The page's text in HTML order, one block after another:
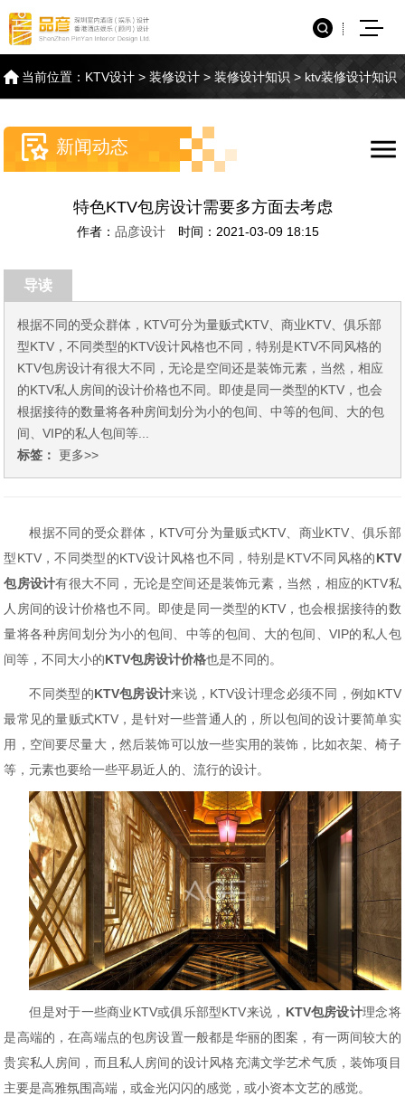
当前位置： KTV设计 >装修设计 >装修设计知识 >ktv装修设计知识
新闻动态
特色KTV包房设计需要多方面去考虑
作者： 品彦设计 时间：2021-03-09 18:15
导读
根据不同的受众群体，KTV可分为量贩式KTV、商业KTV、俱乐部
型KTV，不同类型的KTV设计风格也不同，特别是KTV不同风格的
KTV包房设计有很大不同，无论是空间还是装饰元素，当然，相应
的KTV私人房间的设计价格也不同。即使是同一类型的KTV，也会
根据接待的数量将各种房间划分为小的包间、中等的包间、大的包
间、VIP的私人包间等...
标签： 更多>>
根据不同的受众群体， KTV可分为量贩式KTV、商业KTV、俱乐部
型KTV，不同类型的KTV设计风格也不同，特别是KTV不同风格的KTV
包房设计有很大不同，无论是空间还是装饰元素，当然，相应的KTV私
人房间的设计价格也不同。即使是同一类型的KTV，也会根据接待的数
量将各种房间划分为小的包间、中等的包间、大的包间、VIP的私人包
间等，不同大小的KTV包房设计价格也是不同的。
不同类型的KTV包房设计来说， KTV设计理念必须不同，例如KTV
最常见的量贩式KTV，是针对一些普通人的，所以包间的设计要简单实
用，空间要尽量大，然后装饰可以放一些实用的装饰，比如衣架、椅子
等，元素也要给一些平易近人的、流行的设计。
但是对于一些商业KTV或俱乐部型KTV来说， KTV包房设计理念将
是高端的，在高端点的包房设置一般都是华丽的图案，有一两间较大的
贵宾私人房间，而且私人房间的设计风格充满文学艺术气质，装饰项目
主要是高雅氛围高端，或金光闪闪的感觉，或小资本文艺的感觉。